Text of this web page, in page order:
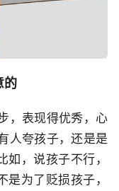
的
，表现得优秀，心
人夸孩子，还是是
如，说孩子不行，
是为了贬损孩子，